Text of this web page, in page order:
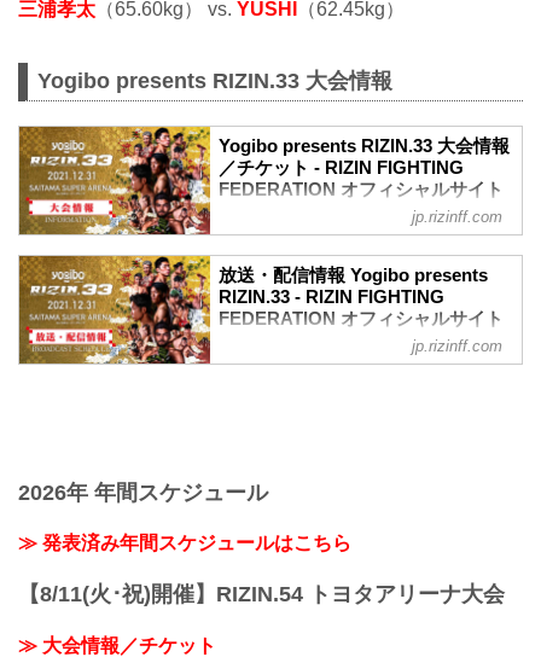
三浦孝太 （65.60kg） vs. YUSHI （62.45kg）
Yogibo presents RIZIN.33 大会情報
Yogibo presents RIZIN.33 大会情報
／チケット - RIZIN FIGHTING
FEDERATION オフィシャルサイト
現状は必要ありません。
大会概要
名称
予定時間が前後することがありますので
会場
JR京浜東北線・JR上野東京ライン（宇都
宮線・高崎線）「さいたま新都心」駅か
jp.rizinff.com
放送・配信情報 Yogibo presents
RIZIN.33 - RIZIN FIGHTING
FEDERATION オフィシャルサイト
12月31日（金）さいたまスーパーアリー
試合リアルタイムで視聴しよう！
事前番組
日付 時間 放送・配信媒体 番組名・その
12/20（月） 20:30〜 RIZIN FF公式
jp.rizinff.com
2026年 年間スケジュール
≫ 発表済み年間スケジュールはこちら
【8/11(火･祝)開催】RIZIN.54 トヨタアリーナ大会
≫ 大会情報／チケット